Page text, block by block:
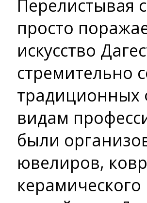
Перелистывая
просто
искусство
стремительно
традиционных
видам
были
ювелиров,